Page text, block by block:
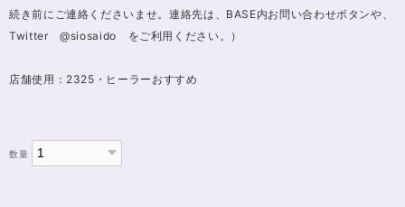
続き前にご連絡くださいませ。連絡先は、BASE内お問い合わせボタンや、
Twitter @siosaido をご利用ください。）
店舗使用：2325・ヒーラーおすすめ
数量